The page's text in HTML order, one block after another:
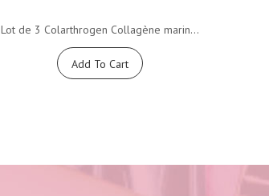
Lot de 3 Colarthrogen Collagène marin...
Add To Cart